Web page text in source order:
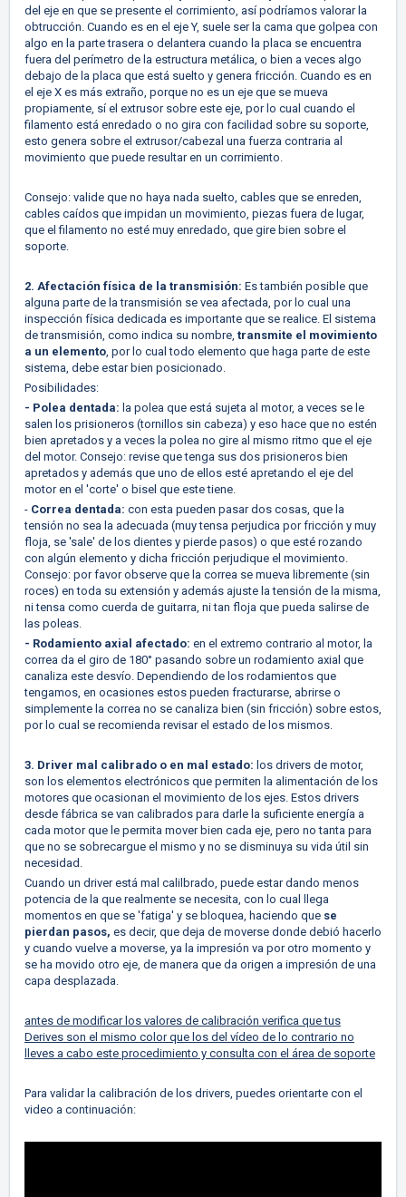
del eje en que se presente el corrimiento, así podríamos valorar la
obtrucción. Cuando es en el eje Y, suele ser la cama que golpea con
algo en la parte trasera o delantera cuando la placa se encuentra
fuera del perímetro de la estructura metálica, o bien a veces algo
debajo de la placa que está suelto y genera fricción. Cuando es en
el eje X es más extraño, porque no es un eje que se mueva
propiamente, sí el extrusor sobre este eje, por lo cual cuando el
filamento está enredado o no gira con facilidad sobre su soporte,
esto genera sobre el extrusor/cabezal una fuerza contraria al
movimiento que puede resultar en un corrimiento.
Consejo: valide que no haya nada suelto, cables que se enreden,
cables caídos que impidan un movimiento, piezas fuera de lugar,
que el filamento no esté muy enredado, que gire bien sobre el
soporte.
2. Afectación física de la transmisión: Es también posible que
alguna parte de la transmisión se vea afectada, por lo cual una
inspección física dedicada es importante que se realice. El sistema
de transmisión, como indica su nombre, transmite el movimiento
a un elemento, por lo cual todo elemento que haga parte de este
sistema, debe estar bien posicionado.
Posibilidades:
- Polea dentada: la polea que está sujeta al motor, a veces se le
salen los prisioneros (tornillos sin cabeza) y eso hace que no estén
bien apretados y a veces la polea no gire al mismo ritmo que el eje
del motor. Consejo: revise que tenga sus dos prisioneros bien
apretados y además que uno de ellos esté apretando el eje del
motor en el 'corte' o bisel que este tiene.
- Correa dentada: con esta pueden pasar dos cosas, que la
tensión no sea la adecuada (muy tensa perjudica por fricción y muy
floja, se 'sale' de los dientes y pierde pasos) o que esté rozando
con algún elemento y dicha fricción perjudique el movimiento.
Consejo: por favor observe que la correa se mueva libremente (sin
roces) en toda su extensión y además ajuste la tensión de la misma,
ni tensa como cuerda de guitarra, ni tan floja que pueda salirse de
las poleas.
- Rodamiento axial afectado: en el extremo contrario al motor, la
correa da el giro de 180° pasando sobre un rodamiento axial que
canaliza este desvío. Dependiendo de los rodamientos que
tengamos, en ocasiones estos pueden fracturarse, abrirse o
simplemente la correa no se canaliza bien (sin fricción) sobre estos,
por lo cual se recomienda revisar el estado de los mismos.
3. Driver mal calibrado o en mal estado: los drivers de motor,
son los elementos electrónicos que permiten la alimentación de los
motores que ocasionan el movimiento de los ejes. Estos drivers
desde fábrica se van calibrados para darle la suficiente energía a
cada motor que le permita mover bien cada eje, pero no tanta para
que no se sobrecargue el mismo y no se disminuya su vida útil sin
necesidad.
Cuando un driver está mal calilbrado, puede estar dando menos
potencia de la que realmente se necesita, con lo cual llega
momentos en que se 'fatiga' y se bloquea, haciendo que se
pierdan pasos, es decir, que deja de moverse donde debió hacerlo
y cuando vuelve a moverse, ya la impresión va por otro momento y
se ha movido otro eje, de manera que da origen a impresión de una
capa desplazada.
antes de modificar los valores de calibración verifica que tus
Derives son el mismo color que los del vídeo de lo contrario no
lleves a cabo este procedimiento y consulta con el área de soporte
Para validar la calibración de los drivers, puedes orientarte con el
video a continuación: